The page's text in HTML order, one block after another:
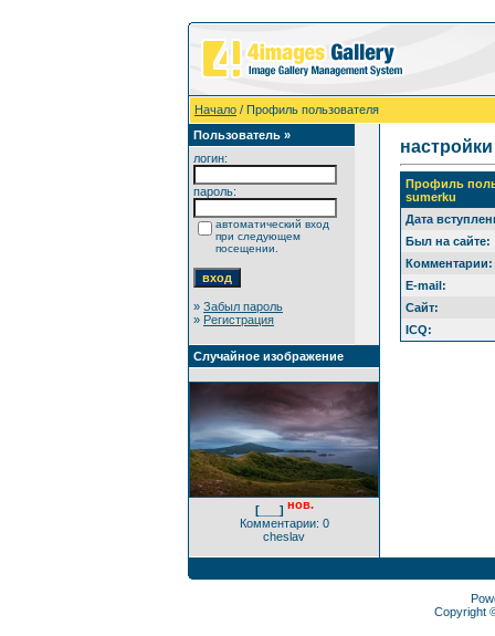
Начало / Профиль пользователя
Пользователь »
логин:
пароль:
автоматический вход
при следующем
посещении.
» Забыл пароль
» Регистрация
Случайное изображение
[___] нов.
Комментарии: 0
cheslav
настройки
Профиль
sumerku
Дата
Был на сайте:
Комментарии:
E-mail:
Сайт:
ICQ:
Copyright